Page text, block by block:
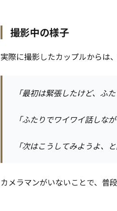
撮影中の様子
実際に撮影したカップルからは
「最初は緊張したけど、ふ
「ふたりでワイワイ話しな
「次はこうしてみようよ、
カメラマンがいないことで、普